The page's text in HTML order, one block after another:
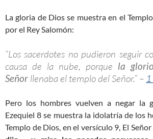
La gloria de Dios se muestra en el
por el Rey Salomón:
“Los sacerdotes no pudieron seguir
causa de la nube, porque la
Señor llenaba el templo del Señor.” –
Pero los hombres vuelven a negar la
Ezequiel 8 se muestra la idolatría de los
Templo de Dios, en el versículo 9, El Señor